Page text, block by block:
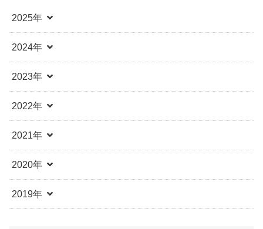
2025年
2024年
2023年
2022年
2021年
2020年
2019年